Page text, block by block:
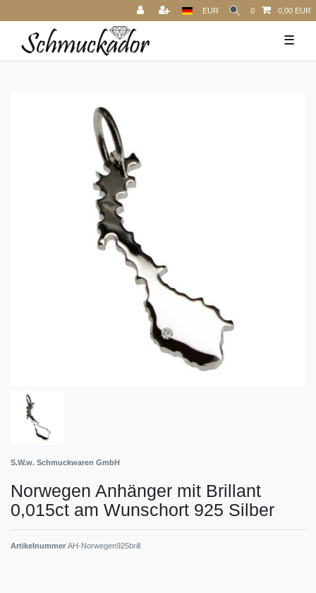
EUR 0 0,00 EUR
☰
S.W.w. Schmuckwaren GmbH
Norwegen Anhänger mit Brillant
0,015ct am Wunschort 925 Silber
Artikelnummer AH-Norwegen925brill